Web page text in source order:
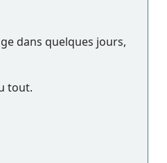
dans quelques jours,
tout.